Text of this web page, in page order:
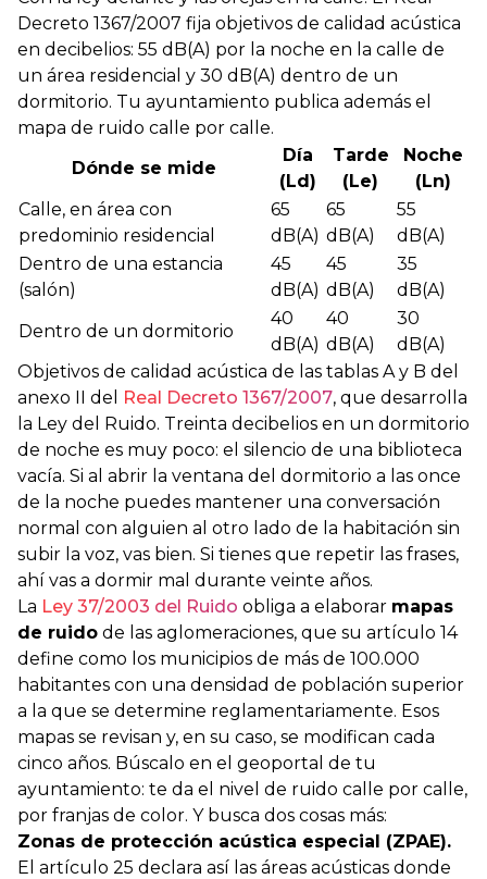
Decreto 1367/2007 fija objetivos de calidad acústica
en decibelios: 55 dB(A) por la noche en la calle de
un área residencial y 30 dB(A) dentro de un
dormitorio. Tu ayuntamiento publica además el
mapa de ruido calle por calle.
Dónde se mide
Día
(Ld)
Tarde
(Le)
Noche
(Ln)
Calle, en área con
predominio residencial
65
dB(A)
65
dB(A)
55
dB(A)
Dentro de una estancia
(salón)
45
dB(A)
45
dB(A)
35
dB(A)
Dentro de un dormitorio
40
dB(A)
40
dB(A)
30
dB(A)
Objetivos de calidad acústica de las tablas A y B del
anexo II del
Real Decreto 1367/2007, que desarrolla
la Ley del Ruido. Treinta decibelios en un dormitorio
de noche es muy poco: el silencio de una biblioteca
vacía. Si al abrir la ventana del dormitorio a las once
de la noche puedes mantener una conversación
normal con alguien al otro lado de la habitación sin
subir la voz, vas bien. Si tienes que repetir las frases,
ahí vas a dormir mal durante veinte años.
La Ley 37/2003 del Ruido obliga a elaborar mapas
de ruido de las aglomeraciones, que su artículo 14
define como los municipios de más de 100.000
habitantes con una densidad de población superior
a la que se determine reglamentariamente. Esos
mapas se revisan y, en su caso, se modifican cada
cinco años. Búscalo en el geoportal de tu
ayuntamiento: te da el nivel de ruido calle por calle,
por franjas de color. Y busca dos cosas más:
Zonas de protección acústica especial (ZPAE).
El artículo 25 declara así las áreas acústicas donde